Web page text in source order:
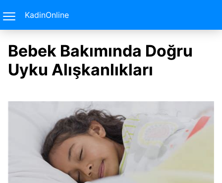
KadinOnline
Bebek Bakımında Doğru
Uyku Alışkanlıkları